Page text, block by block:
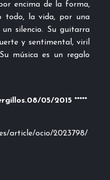
encima de la forma,
todo, la vida, por una
silencio. Su guitarra
y sentimental, viril
música es un regalo
05/2015 *****
article/ocio/2023798/